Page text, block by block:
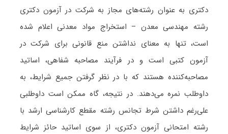
دکتری به عنوان رشته‌های مجاز به شرکت در آزمون دکتری
رشته مهندسی معدن – استخراج مواد معدنی اعلام شده
است، تنها به معنای نداشتن منع قانونی برای شرکت در
آزمون کتبی است و در فرآیند مصاحبه شفاهی، اساتید
مصاحبه‌کننده هستند که با در نظر گرفتن جمیع شرایط، به
داوطلب نمره می‌دهند. در نتیجه، گاه ممکن است داوطلبی
علی‌رغم داشتن شرط تجانس رشته مقطع کارشناسی ارشد با
رشته امتحانی آزمون دکتری، از سوی اساتید حائز شرایط